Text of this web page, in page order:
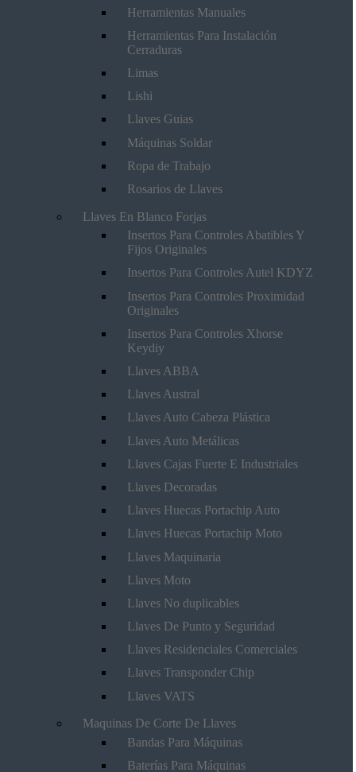
Herramientas Manuales
Herramientas Para Instalación
Cerraduras
Limas
Lishi
Llaves Guias
Máquinas Soldar
Ropa de Trabajo
Rosarios de Llaves
Llaves En Blanco Forjas
Insertos Para Controles Abatibles Y
Fijos Originales
Insertos Para Controles Autel KDYZ
Insertos Para Controles Proximidad
Originales
Insertos Para Controles Xhorse
Keydiy
Llaves ABBA
Llaves Austral
Llaves Auto Cabeza Plástica
Llaves Auto Metálicas
Llaves Cajas Fuerte E Industriales
Llaves Decoradas
Llaves Huecas Portachip Auto
Llaves Huecas Portachip Moto
Llaves Maquinaria
Llaves Moto
Llaves No duplicables
Llaves De Punto y Seguridad
Llaves Residenciales Comerciales
Llaves Transponder Chip
Llaves VATS
Maquinas De Corte De Llaves
Bandas Para Máquinas
Baterías Para Máquinas